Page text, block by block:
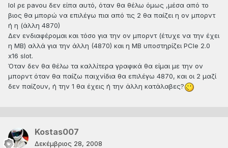
lol ρε pavou δεν είπα αυτό, όταν θα θέλω όμως ,μέσα από το
βιος θα μπορώ να επιλέγω πια από τις 2 θα παίζει η ον μπορντ
ή η (άλλη 4870)
Δεν ενδιαφέρομαι και τόσο για την ον μπορντ (έτυχε να την έχει
η ΜΒ) αλλά για την άλλη (4870) και η ΜΒ υποστηρίζει PCIe 2.0
x16 slot.
Όταν δεν θα θέλω τα καλλίτερα γραφικά θα είμαι με την ον
μπορντ όταν θα παίζω παιχνίδια θα επιλέγω 4870, και οι 2 μαζί
δεν παίζουν, ή την 1 θα έχεις ή την άλλη κατάλαβες?
Kostas007
Δεκέμβριος 28, 2008